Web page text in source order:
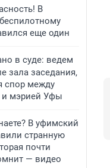
В
еще один
в суде: ведем
зала заседания,
спор между
мэрией Уфы
В уфимский
странную
почти
— видео